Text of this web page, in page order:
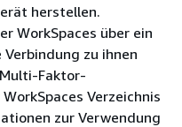
herstellen.
WorkSpaces über ein
zu ihnen
Faktor-
Verzeichnis
zur Verwendung